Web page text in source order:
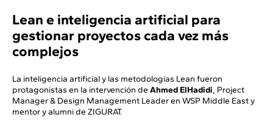
Lean e inteligencia artificial para
gestionar proyectos cada vez más
complejos
La inteligencia artificial y las metodologías Lean fueron
protagonistas en la intervención de Ahmed ElHadidi, Project
Manager & Design Management Leader en WSP Middle East y
mentor y alumni de ZIGURAT.